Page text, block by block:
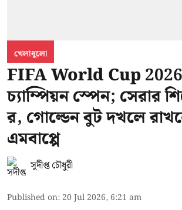
খেলাধুলো
FIFA World Cup 2026:
চ্যাম্পিয়ন স্পেন; সেরার
র, গোল্ডেন বুট দখলে
এমবাপ্পে
সুদীপ্ত চৌধুরী
Published on: 20 Jul 2026, 6:21 am